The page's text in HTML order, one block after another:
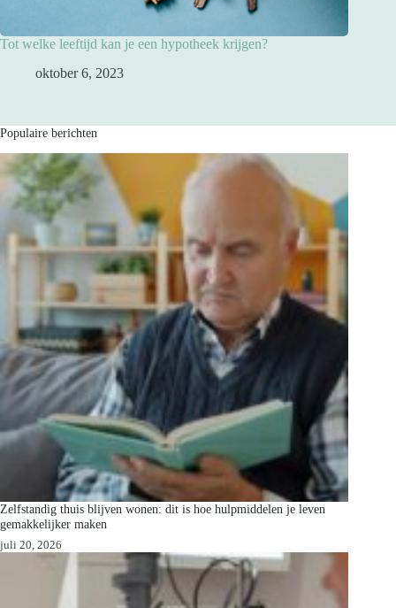
Tot welke leeftijd kan je een hypotheek krijgen?
oktober 6, 2023
Populaire berichten
Zelfstandig thuis blijven wonen: dit is hoe hulpmiddelen je leven
gemakkelijker maken
juli 20, 2026